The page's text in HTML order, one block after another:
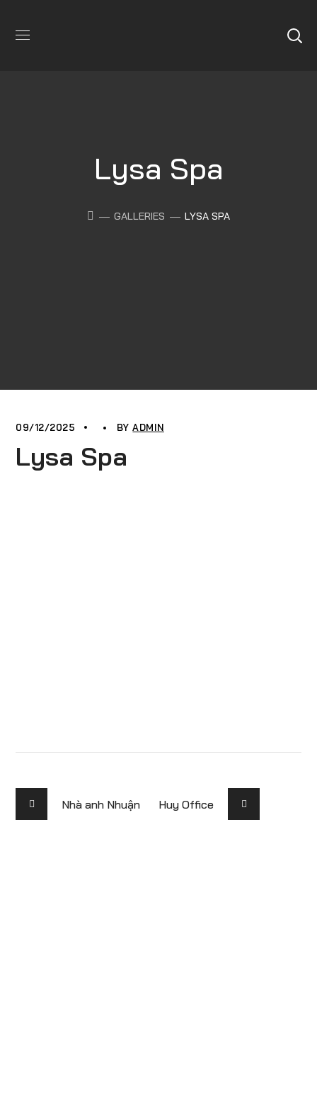
Lysa Spa
GALLERIES LYSA SPA
09/12/2025 BYADMIN
Lysa Spa
Nhà anh Nhuận Huy Office